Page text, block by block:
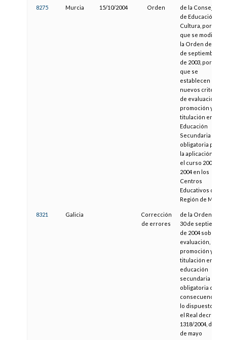
8275 Murcia 15/10/2004 Orden
de la Consejería
de Educación y
Cultura, por la
que se modifica
la Orden de 15
de septiembre
de 2003, por la
que se
establecen
nuevos criterios
de evaluación,
promoción y
titulación en
Educación
Secundaria
obligatoria para
la aplicación en
el curso 2003-
2004 en los
Centros
Educativos de la
Región de Murcia
8321 Galicia
Corrección
de errores
de la Orden de
30 de septiembre
de 2004 sobre
evaluación,
promoción y
titulación en la
educación
secundaria
obligatoria como
consecuencia de
lo dispuesto en
el Real decreto
1318/2004, de 28
de mayo